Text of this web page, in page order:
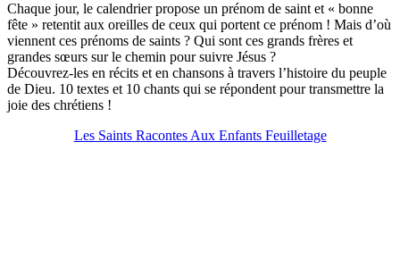
Chaque jour, le calendrier propose un prénom de saint et « bonne
fête » retentit aux oreilles de ceux qui portent ce prénom ! Mais d’où
viennent ces prénoms de saints ? Qui sont ces grands frères et
grandes sœurs sur le chemin pour suivre Jésus ?
Découvrez-les en récits et en chansons à travers l’histoire du peuple
de Dieu. 10 textes et 10 chants qui se répondent pour transmettre la
joie des chrétiens !
Les Saints Racontes Aux Enfants Feuilletage